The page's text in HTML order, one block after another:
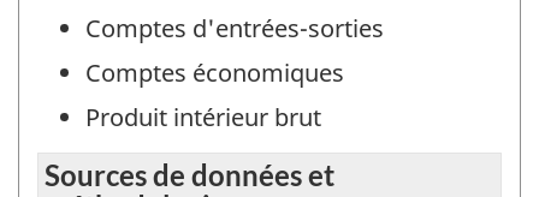
Comptes d'entrées-sorties
Comptes économiques
Produit intérieur brut
Sources de données et